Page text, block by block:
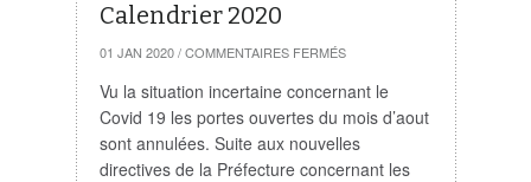
Calendrier 2020
01 JAN 2020 / COMMENTAIRES FERMÉSSUR
2020
Vu la situation incertaine concernant le
Covid 19 les portes ouvertes du mois d’aout
sont annulées. Suite aux nouvelles
directives de la Préfecture concernant les